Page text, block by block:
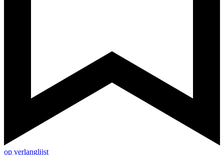
op verlanglijst